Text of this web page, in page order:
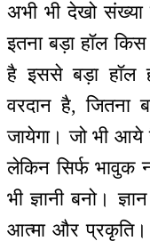
अभी भी देखो
इतना बड़ा हॉल
है इससे बड़ा हॉल
वरदान है, जितना
जायेगा। जो भी आये
लेकिन सिर्फ भावुक
भी ज्ञानी बनो।
आत्मा और प्रकृति।